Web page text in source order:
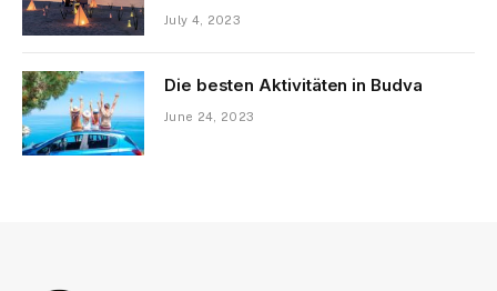
July 4, 2023
Die besten Aktivitäten in Budva
June 24, 2023